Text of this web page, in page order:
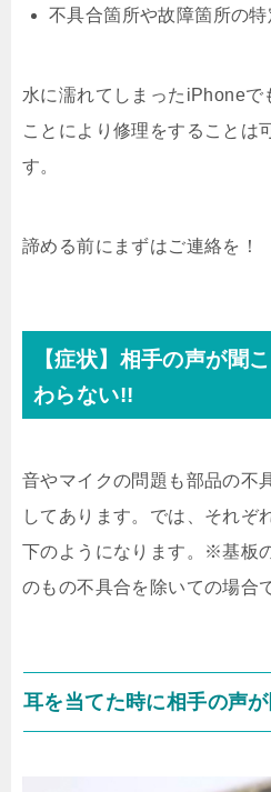
不具合箇所や故障箇所の特
水に濡れてしまったiPhoneで
ことにより修理をすることは
す。
諦める前にまずはご連絡を！
【症状】相手の声が聞
わらない!!
音やマイクの問題も部品の不
してあります。では、それぞ
下のようになります。※基板
のもの不具合を除いての場合
耳を当てた時に相手の声が